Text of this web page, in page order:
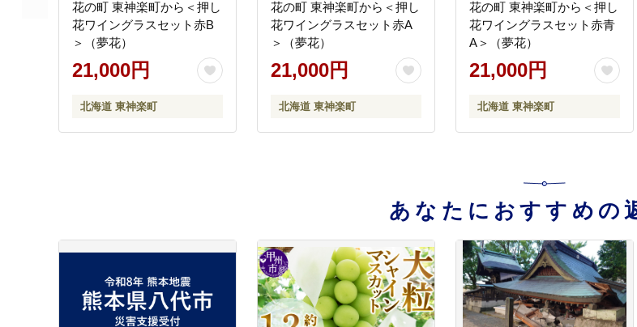
花の町 東神楽町から＜押し
花ワイングラスセット赤B
＞（夢花）
21,000円
北海道 東神楽町
花の町 東神楽町から＜押し
花ワイングラスセット赤A
＞（夢花）
21,000円
北海道 東神楽町
花の町 東神楽町から＜押し
花ワイングラスセット赤青
A＞（夢花）
21,000円
北海道 東神楽町
あなたにおすすめの